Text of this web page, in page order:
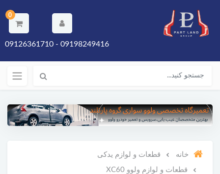
0
09198249416 - 09126361710
خانه قطعات و لوازم یدکی
قطعات و لوازم ولوو XC60